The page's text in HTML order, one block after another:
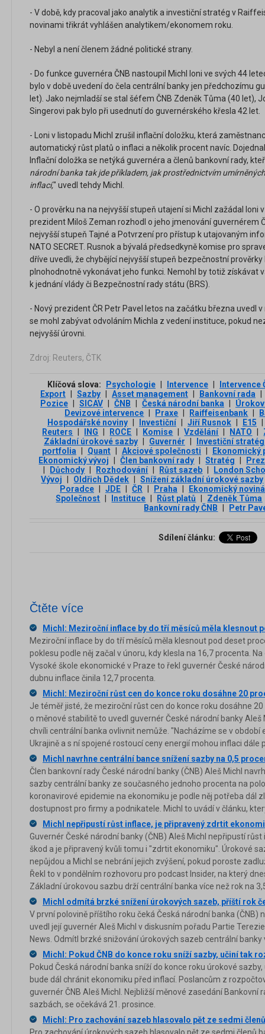
- V době, kdy pracoval jako analytik a investiční stratég v
novinami třikrát vyhlášen analytikem/ekonomem roku.
- Nebyl a není členem žádné politické strany.
- Do funkce guvernéra ČNB nastoupil Michl loni ve svých 44
bylo v době uvedení do čela centrální banky jen předchozímu
let). Jako nejmladší se stal šéfem ČNB Zdeněk Tůma (40 let),
Singerovi pak bylo při usednutí do guvernérského křesla 42 let.
- Loni v listopadu Michl zrušil inflační doložku, která
automatický růst platů o inflaci a několik procent navíc.
Inflační doložka se netýká guvernéra a členů bankovní rady,
národní banka tak jde příkladem, jak prostřednictvím
inflací," uvedl tehdy Michl.
- O prověrku na na nejvyšší stupeň utajení si Michl zažádal loni
prezident Miloš Zeman rozhodl o jeho jmenování guvernérem
nejvyšší stupeň Tajné a Potvrzení pro přístup k utajovaným
NATO SECRET. Rusnok a bývalá předsedkyně komise pro
dříve uvedli, že chybějící nejvyšší stupeň bezpečnostní
plnohodnotně vykonávat jeho funkci. Nemohl by totiž získávat
k jednání vlády či Bezpečnostní rady státu (BRS).
- Nový prezident ČR Petr Pavel letos na začátku března uvedl
se mohl zabývat odvoláním Michla z vedení instituce, pokud
nejvyšší úrovni.
Zdroj: Reuters, ČTK
Klíčová slova: Psychologie Intervence
Intervence
Export
Sazby Asset management Bankovní rada
Pozice
SICAV ČNB Česká národní banka
Devizové intervence
Praxe Raiffeisenbank
Hospodářské noviny
Investiční Jiří Rusnok E15
Reuters
ING ROCE Komise Vzdělání NATO
Základní úrokové sazby
Guvernér
Investiční stratég
portfolia
Quant Akciové společnosti
Ekonomický
Ekonomický vývoj
Člen bankovní rady Stratég
Důchody Rozhodování Růst sazeb
London
Vývoj
Oldřich Dědek
Snížení základní úrokové sazby
Poradce
JDE ČR Praha
Ekonomický
Společnost
Instituce Růst platů
Zdeněk Tůma
Bankovní rady ČNB
Petr
Sdílení článku:
Čtěte více
Michl: Meziroční inflace by do tří měsíců měla klesnout
Meziroční inflace by do tří měsíců měla klesnout pod deset
poklesu podle něj začal v únoru, kdy klesla na 16,7 procenta.
Vysoké škole ekonomické v Praze to řekl guvernér České
dubnu inflace činila 12,7 procenta.
Michl: Meziroční růst cen do konce roku dosáhne 20
Je téměř jisté, že meziroční růst cen do konce roku dosáhne
o měnové stabilitě to uvedl guvernér České národní banky Aleš
chvíli centrální banka ovlivnit nemůže. "Nacházíme se v období
Ukrajině a s ní spojené rostoucí ceny energií mohou inflaci dále
Michl navrhne centrální bance snížení sazby na 0,5
Člen bankovní rady České národní banky (ČNB) Aleš Michl
sazby centrální banky ze současného jednoho procenta na
koronavirové epidemie na ekonomiku je podle něj potřeba dál
dostupnost pro firmy a podnikatele. Michl to uvádí v článku,
Michl nepřipustí růst inflace, je připravený zdrtit
Guvernér České národní banky (ČNB) Aleš Michl nepřipustí
škod a je připravený kvůli tomu i "zdrtit ekonomiku". Úrokové
nepůjdou a Michl se nebrání jejich zvýšení, pokud poroste
Řekl to v pondělním rozhovoru pro podcast Insider, na který
Základní úrokovou sazbu drží centrální banka více než rok na
Michl odmítá brzké snížení úrokových sazeb, příští rok
V první polovině příštího roku čeká Česká národní banka (ČNB)
uvedl její guvernér Aleš Michl v diskusním pořadu Partie
News. Odmítl brzké snižování úrokových sazeb centrální banky
Michl: Pokud ČNB do konce roku sníží sazby, učiní tak
Pokud Česká národní banka sníží do konce roku úrokové
bude dál chránit ekonomiku před inflací. Poslancům z
guvernér ČNB Aleš Michl. Nejbližší měnové zasedání Bankovní
sazbách, se očekává 21. prosince.
Michl: Pro zachování sazeb hlasovalo pět ze sedmi